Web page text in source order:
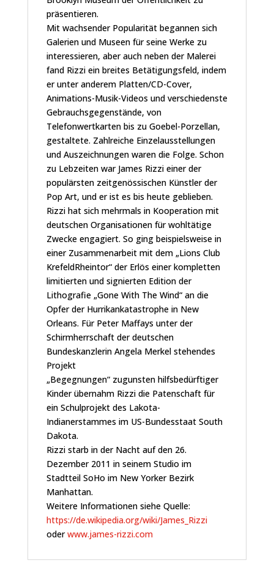
präsentieren.
Mit wachsender Popularität begannen sich
Galerien und Museen für seine Werke zu
interessieren, aber auch neben der Malerei
fand Rizzi ein breites Betätigungsfeld, indem
er unter anderem Platten/CD-Cover,
Animations-Musik-Videos und verschiedenste
Gebrauchsgegenstände, von
Telefonwertkarten bis zu Goebel-Porzellan,
gestaltete. Zahlreiche Einzelausstellungen
und Auszeichnungen waren die Folge. Schon
zu Lebzeiten war James Rizzi einer der
populärsten zeitgenössischen Künstler der
Pop Art, und er ist es bis heute geblieben.
Rizzi hat sich mehrmals in Kooperation mit
deutschen Organisationen für wohltätige
Zwecke engagiert. So ging beispielsweise in
einer Zusammenarbeit mit dem „Lions Club
KrefeldRheintor“ der Erlös einer kompletten
limitierten und signierten Edition der
Lithografie „Gone With The Wind“ an die
Opfer der Hurrikankatastrophe in New
Orleans. Für Peter Maffays unter der
Schirmherrschaft der deutschen
Bundeskanzlerin Angela Merkel stehendes
Projekt
„Begegnungen“ zugunsten hilfsbedürftiger
Kinder übernahm Rizzi die Patenschaft für
ein Schulprojekt des Lakota-
Indianerstammes im US-Bundesstaat South
Dakota.
Rizzi starb in der Nacht auf den 26.
Dezember 2011 in seinem Studio im
Stadtteil SoHo im New Yorker Bezirk
Manhattan.
Weitere Informationen siehe Quelle:
https://de.wikipedia.org/wiki/James_Rizzi
oderwww.james-rizzi.com